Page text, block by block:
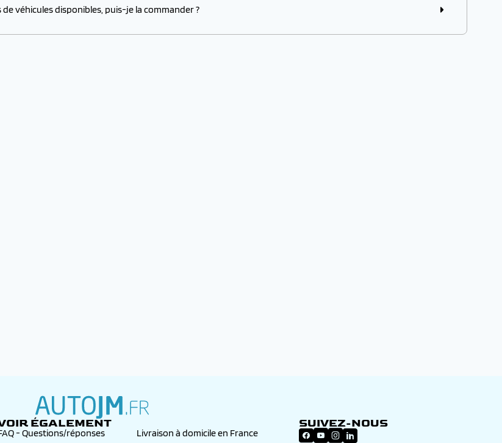
de véhicules disponibles, puis-je la commander ?
autojm.fr
ÉGALEMENT
- Questions/réponses Livraison à domicile en France
SUIVEZ-NOUS